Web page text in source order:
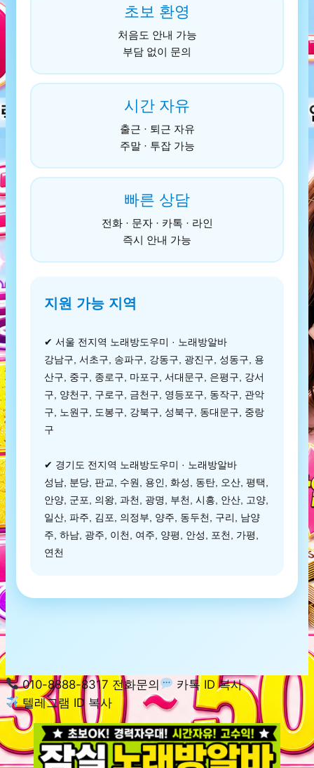
초보 환영
처음도 안내 가능
부담 없이 문의
시간 자유
출근 · 퇴근 자유
주말 · 투잡 가능
빠른 상담
전화 · 문자 · 카톡 · 라인
즉시 안내 가능
지원 가능 지역
✔ 서울 전지역 노래방도우미 · 노래방알바
강남구, 서초구, 송파구, 강동구, 광진구, 성동구, 용
산구, 중구, 종로구, 마포구, 서대문구, 은평구, 강서
구, 양천구, 구로구, 금천구, 영등포구, 동작구, 관악
구, 노원구, 도봉구, 강북구, 성북구, 동대문구, 중랑
구
✔ 경기도 전지역 노래방도우미 · 노래방알바
성남, 분당, 판교, 수원, 용인, 화성, 동탄, 오산, 평택,
안양, 군포, 의왕, 과천, 광명, 부천, 시흥, 안산, 고양,
일산, 파주, 김포, 의정부, 양주, 동두천, 구리, 남양
주, 하남, 광주, 이천, 여주, 양평, 안성, 포천, 가평,
연천
010-8888-8317 전화문의
카톡 ID 복사
텔레그램 ID 복사